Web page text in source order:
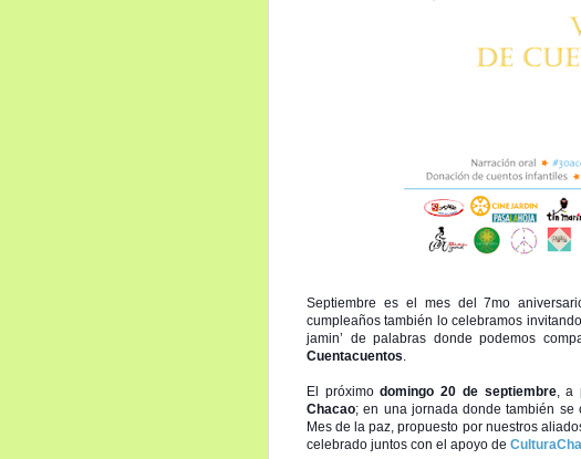
Septiembre es el mes del 7mo
cumpleaños también lo celebramos
jamin’ de palabras donde podemos
Cuentacuentos
El próximodomingo 20 de septiembre, a
Chacao; en una jornada donde también
Mes de la paz, propuesto por nuestros
celebrado juntos con el apoyo de